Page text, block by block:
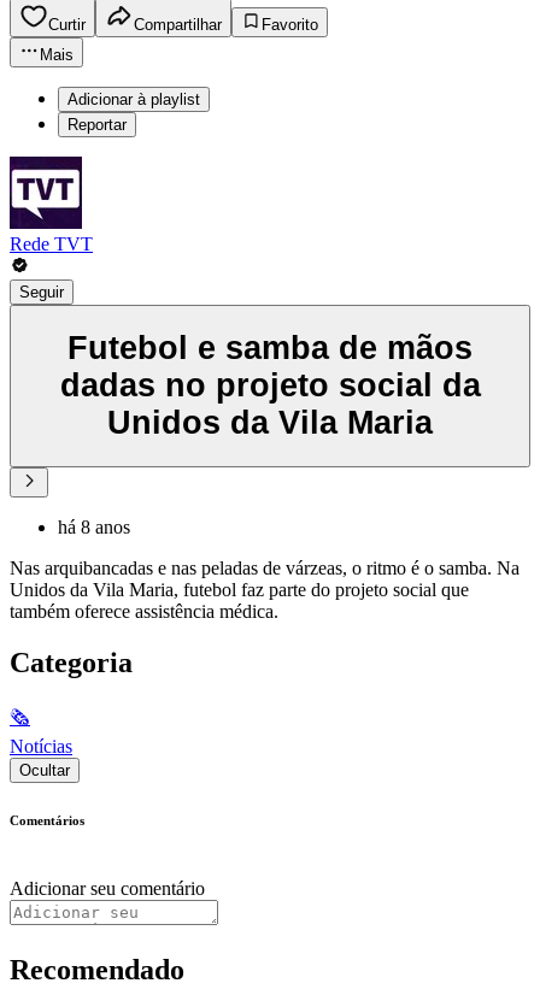
Curtir Compartilhar
Favorito
Mais
Adicionar à playlist
Reportar
Rede TVT
Seguir
Futebol e samba de mãos
dadas no projeto social da
Unidos da Vila Maria
há 8 anos
Nas arquibancadas e nas peladas de várzeas, o ritmo é o samba. Na
Unidos da Vila Maria, futebol faz parte do projeto social que
também oferece assistência médica.
Categoria
🗞
Notícias
Ocultar
Comentários
Adicionar seu comentário
Recomendado